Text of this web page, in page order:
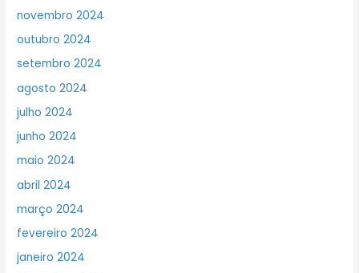
novembro 2024
outubro 2024
setembro 2024
agosto 2024
julho 2024
junho 2024
maio 2024
abril 2024
março 2024
fevereiro 2024
janeiro 2024